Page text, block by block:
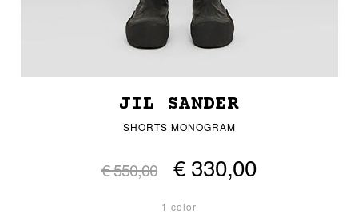
JIL SANDER
SHORTS MONOGRAM
€ 550,00 € 330,00
1 color